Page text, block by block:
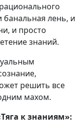
банальная лень, и
и просто
знаний.
решить все
махом.
к знаниям»: